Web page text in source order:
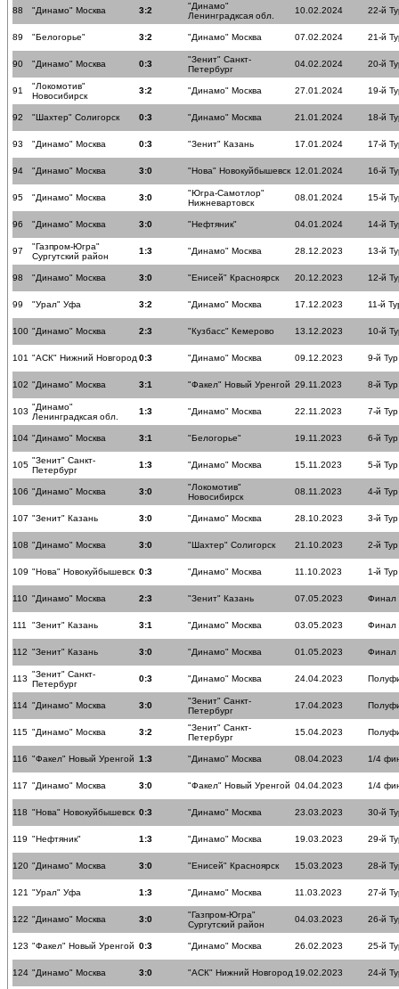
88 "Динамо" Москва 3:2
"Динамо"
Ленинградксая обл.
10.02.2024 22-й
89 "Белогорье" 3:2 "Динамо" Москва 07.02.2024 21-й
90 "Динамо" Москва 0:3
"Зенит" Санкт-
Петербург
04.02.2024 20-й
91
"Локомотив"
Новосибирск
3:2 "Динамо" Москва 27.01.2024 19-й
92 "Шахтер" Солигорск 0:3 "Динамо" Москва 21.01.2024 18-й
93 "Динамо" Москва 0:3 "Зенит" Казань 17.01.2024 17-й
94 "Динамо" Москва 3:0 "Нова" Новокуйбышевск 12.01.2024 16-й
95 "Динамо" Москва 3:0
"Югра-Самотлор"
Нижневартовск
08.01.2024 15-й
96 "Динамо" Москва 3:0 "Нефтяник" 04.01.2024 14-й
97
"Газпром-Югра"
Сургутский район
1:3 "Динамо" Москва 28.12.2023 13-й
98 "Динамо" Москва 3:0 "Енисей" Красноярск 20.12.2023 12-й
99 "Урал" Уфа 3:2 "Динамо" Москва 17.12.2023 11-й
100 "Динамо" Москва 2:3 "Кузбасс" Кемерово 13.12.2023 10-й
101 "АСК" Нижний Новгород 0:3 "Динамо" Москва 09.12.2023 9-й Тур
102 "Динамо" Москва 3:1 "Факел" Новый Уренгой 29.11.2023 8-й Тур
103 "Динамо"
Ленинградксая обл.
1:3 "Динамо" Москва 22.11.2023 7-й Тур
104 "Динамо" Москва 3:1 "Белогорье" 19.11.2023 6-й Тур
105 "Зенит" Санкт-
Петербург
1:3 "Динамо" Москва 15.11.2023 5-й Тур
106 "Динамо" Москва 3:0
"Локомотив"
Новосибирск
08.11.2023 4-й Тур
107 "Зенит" Казань 3:0 "Динамо" Москва 28.10.2023 3-й Тур
108 "Динамо" Москва 3:0 "Шахтер" Солигорск 21.10.2023 2-й Тур
109 "Нова" Новокуйбышевск 0:3 "Динамо" Москва 11.10.2023 1-й Тур
110 "Динамо" Москва 2:3 "Зенит" Казань 07.05.2023 Финал
111 "Зенит" Казань 3:1 "Динамо" Москва 03.05.2023 Финал
112 "Зенит" Казань 3:0 "Динамо" Москва 01.05.2023 Финал
113 "Зенит" Санкт-
Петербург
0:3 "Динамо" Москва 24.04.2023
114 "Динамо" Москва 3:0
"Зенит" Санкт-
Петербург
17.04.2023
115 "Динамо" Москва 3:2
"Зенит" Санкт-
Петербург
15.04.2023
116 "Факел" Новый Уренгой 1:3 "Динамо" Москва 08.04.2023 1/4
117 "Динамо" Москва 3:0 "Факел" Новый Уренгой 04.04.2023 1/4
118 "Нова" Новокуйбышевск 0:3 "Динамо" Москва 23.03.2023 30-й
119 "Нефтяник" 1:3 "Динамо" Москва 19.03.2023 29-й
120 "Динамо" Москва 3:0 "Енисей" Красноярск 15.03.2023 28-й
121 "Урал" Уфа 1:3 "Динамо" Москва 11.03.2023 27-й
122 "Динамо" Москва 3:0
"Газпром-Югра"
Сургутский район
04.03.2023 26-й
123 "Факел" Новый Уренгой 0:3 "Динамо" Москва 26.02.2023 25-й
124 "Динамо" Москва 3:0 "АСК" Нижний Новгород 19.02.2023 24-й